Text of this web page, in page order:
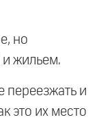
но
и жильем.
переезжать и
это их место